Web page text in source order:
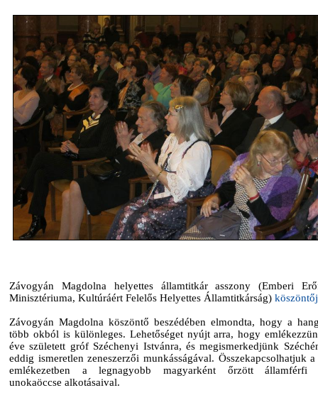
Závogyán Magdolna helyettes államtitkár asszony (Emberi
Minisztériuma, Kultúráért Felelős Helyettes Államtitkárság)
Závogyán Magdolna köszöntő beszédében elmondta, hogy a
több okból is különleges. Lehetőséget nyújt arra, hogy
éve született gróf Széchenyi Istvánra, és megismerkedjünk
eddig ismeretlen zeneszerzői munkásságával. Összekapcsolhatjuk
emlékezetben a legnagyobb magyarként őrzött államférfi
unokaöccse alkotásaival.